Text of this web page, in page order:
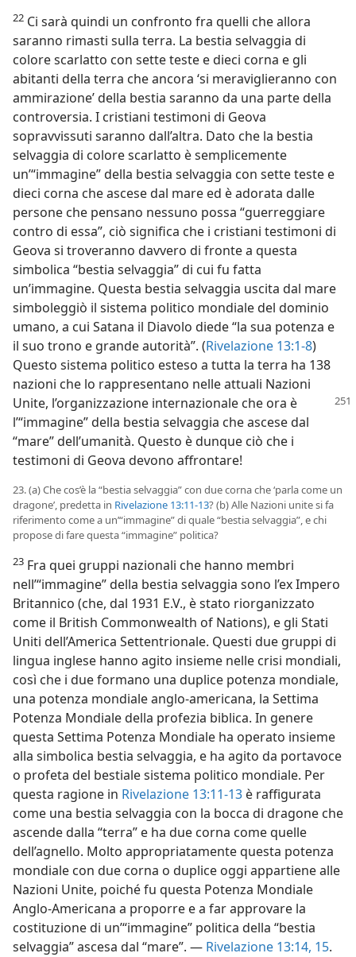
22 Ci sarà quindi un confronto fra quelli che allora
saranno rimasti sulla terra. La bestia selvaggia di
colore scarlatto con sette teste e dieci corna e gli
abitanti della terra che ancora ‘si meraviglieranno con
ammirazione’ della bestia saranno da una parte della
controversia. I cristiani testimoni di Geova
sopravvissuti saranno dall’altra. Dato che la bestia
selvaggia di colore scarlatto è semplicemente
un’“immagine” della bestia selvaggia con sette teste e
dieci corna che ascese dal mare ed è adorata dalle
persone che pensano nessuno possa “guerreggiare
contro di essa”, ciò significa che i cristiani testimoni di
Geova si troveranno davvero di fronte a questa
simbolica “bestia selvaggia” di cui fu fatta
un’immagine. Questa bestia selvaggia uscita dal mare
simboleggiò il sistema politico mondiale del dominio
umano, a cui Satana il Diavolo diede “la sua potenza e
il suo trono e grande autorità”. (Rivelazione 13:1-8)
Questo sistema politico esteso a tutta la terra ha 138
nazioni che lo rappresentano nelle attuali Nazioni
Unite, l’organizzazione internazionale che ora è
l’“immagine” della bestia selvaggia che ascese dal
“mare” dell’umanità. Questo è dunque ciò che i
testimoni di Geova devono affrontare!
23. (a) Che cos’è la “bestia selvaggia” con due corna che ‘parla come un
dragone’, predetta in Rivelazione 13:11-13? (b) Alle Nazioni unite si fa
riferimento come a un’“immagine” di quale “bestia selvaggia”, e chi
propose di fare questa “immagine” politica?
23 Fra quei gruppi nazionali che hanno membri
nell’“immagine” della bestia selvaggia sono l’ex Impero
Britannico (che, dal 1931 E.V., è stato riorganizzato
come il British Commonwealth of Nations), e gli Stati
Uniti dell’America Settentrionale. Questi due gruppi di
lingua inglese hanno agito insieme nelle crisi mondiali,
così che i due formano una duplice potenza mondiale,
una potenza mondiale anglo-americana, la Settima
Potenza Mondiale della profezia biblica. In genere
questa Settima Potenza Mondiale ha operato insieme
alla simbolica bestia selvaggia, e ha agito da portavoce
o profeta del bestiale sistema politico mondiale. Per
questa ragione in Rivelazione 13:11-13 è raffigurata
come una bestia selvaggia con la bocca di dragone che
ascende dalla “terra” e ha due corna come quelle
dell’agnello. Molto appropriatamente questa potenza
mondiale con due corna o duplice oggi appartiene alle
Nazioni Unite, poiché fu questa Potenza Mondiale
Anglo-Americana a proporre e a far approvare la
costituzione di un’“immagine” politica della “bestia
selvaggia” ascesa dal “mare”. — Rivelazione 13:14, 15.